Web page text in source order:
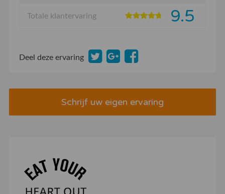
Totale klantervaring 9.5
Deel deze ervaring
Schrijf uw eigen ervaring